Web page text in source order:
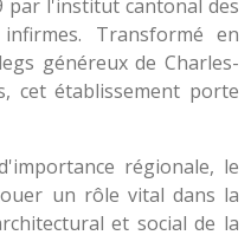
par l'institut cantonal des
Transformé en
généreux de Charles-
cet établissement porte
régionale, le
un rôle vital dans la
et social de la